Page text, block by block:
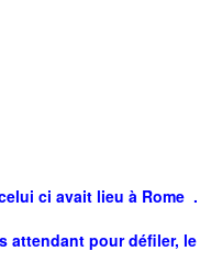
ci avait lieu à Rome
attendant pour défiler,